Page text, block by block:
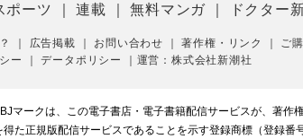
ポーツ ｜連載 ｜無料マンガ ドクター
広告掲載 お問い合わせ ｜著作権・リンク ご
ー
｜データポリシー 運営：株式会社新潮社
マークは、この電子書店・電子書籍配信サービスが、著作
得た正規版配信サービスであることを示す登録商標（登録番